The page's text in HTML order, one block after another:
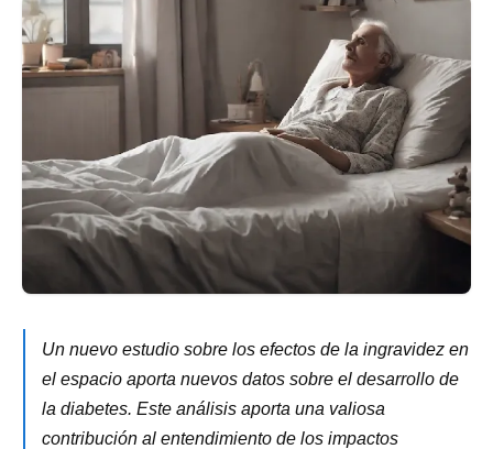
Un nuevo estudio sobre los efectos de la ingravidez en
el espacio aporta nuevos datos sobre el desarrollo de
la diabetes. Este análisis aporta una valiosa
contribución al entendimiento de los impactos